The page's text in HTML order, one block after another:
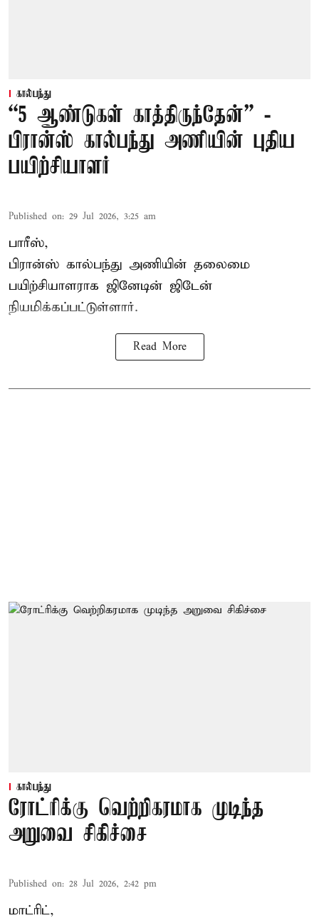
கால்பந்து
“5 ஆண்டுகள் காத்திருந்தேன்” -
பிரான்ஸ் கால்பந்து அணியின் புதிய
பயிற்சியாளர்
Published on: 29 Jul 2026, 3:25 am
பாரீஸ்,
பிரான்ஸ் கால்பந்து அணியின் தலைமை
பயிற்சியாளராக ஜினேடின் ஜிடேன்
நியமிக்கப்பட்டுள்ளார்.
Read More
கால்பந்து
ரோட்ரிக்கு வெற்றிகரமாக முடிந்த
அறுவை சிகிச்சை
Published on: 28 Jul 2026, 2:42 pm
மாட்ரிட்,